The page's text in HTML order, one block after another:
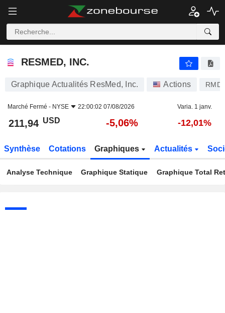
RESMED, INC.
RESMED, INC.
Graphique Actualités ResMed, Inc. Actions RMD
Marché Fermé - NYSE 22:00:02 07/08/2026 Varia. 1 janv.
211,94 USD -5,06% -12,01%
Synthèse Cotations Graphiques Actualités
Analyse Technique Graphique Statique Graphique Total